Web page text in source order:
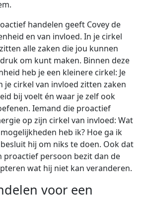
handelen geeft Covey de
en van invloed. In je cirkel
alle zaken die jou kunnen
om kunt maken. Binnen deze
heb je een kleinere cirkel: Je
je cirkel van invloed zitten zaken
bij voelt én waar je zelf ook
Iemand die proactief
op zijn cirkel van invloed: Wat
heb ik? Hoe ga ik
hij om niks te doen. Ook dat
proactief persoon bezit dan de
wat hij niet kan veranderen.
voor een